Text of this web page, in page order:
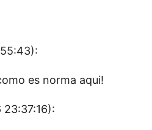
es norma aqui!
23:37:16):